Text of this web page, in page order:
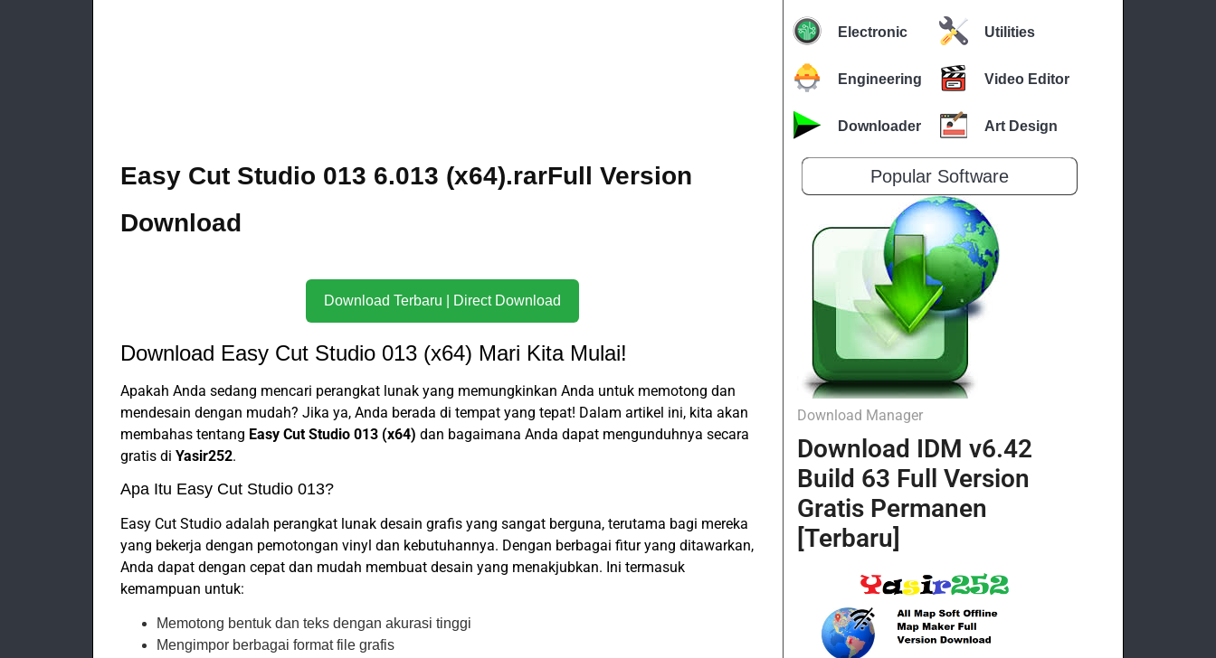
Easy Cut Studio 013 6.013 (x64).rarFull Version
Download
Download Terbaru | Direct Download
Download Easy Cut Studio 013 (x64) Mari Kita Mulai!
Apakah Anda sedang mencari perangkat lunak yang memungkinkan Anda untuk memotong dan
mendesain dengan mudah? Jika ya, Anda berada di tempat yang tepat! Dalam artikel ini, kita akan
membahas tentang Easy Cut Studio 013 (x64) dan bagaimana Anda dapat mengunduhnya secara
gratis di Yasir252.
Apa Itu Easy Cut Studio 013?
Easy Cut Studio adalah perangkat lunak desain grafis yang sangat berguna, terutama bagi mereka
yang bekerja dengan pemotongan vinyl dan kebutuhannya. Dengan berbagai fitur yang ditawarkan,
Anda dapat dengan cepat dan mudah membuat desain yang menakjubkan. Ini termasuk
kemampuan untuk:
Memotong bentuk dan teks dengan akurasi tinggi
Mengimpor berbagai format file grafis
Electronic Utilities
Engineering Video Editor
Downloader Art Design
Popular Software
Download Manager
Download IDM v6.42
Build 63 Full Version
Gratis Permanen
[Terbaru]